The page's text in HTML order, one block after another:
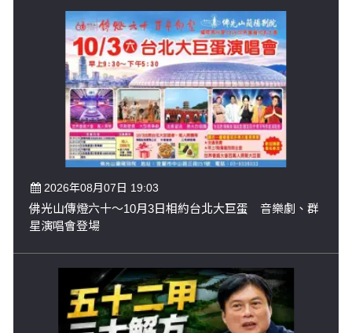
2026年08月07日 19:03
佛光山傳燈六十～10月3日相約台北大巨蛋 音樂劇、群
星演唱會登場